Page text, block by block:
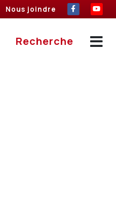
Nous joindre
Nous joindre
Médical
Recherche